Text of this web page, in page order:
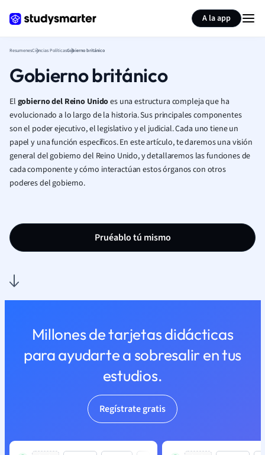
A la app
ResumenesCiencias PolíticasGobierno británico
Gobierno británico
El gobierno del Reino Unidoes una estructura compleja que ha
evolucionado a lo largo de la historia. Sus principales componentes
son el poder ejecutivo, el legislativo y el judicial. Cada uno tiene un
papel y una función específicos. En este artículo, te daremos una visión
general del gobierno del Reino Unido, y detallaremos las funciones de
cada componente y cómo interactúan estos órganos con otros
poderes del gobierno.
Pruéablo tú mismo
Millones de tarjetas didácticas
para ayudarte a sobresalir en tus
estudios.
Regístrate gratis
Resumir página